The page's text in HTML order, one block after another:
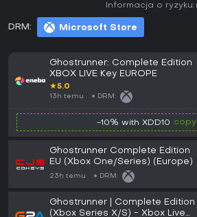
DRM: Microsoft Store
Informacja o ryzyku:
Ghostrunner: Complete Edition
XBOX LIVE Key EUROPE
★5.0
13h temu DRM:
-10% with XDD10 copy
Ghostrunner Complete Edition
EU (Xbox One/Series) (Europe)
23h temu DRM:
Ghostrunner | Complete Edition
(Xbox Series X/S) - Xbox Live